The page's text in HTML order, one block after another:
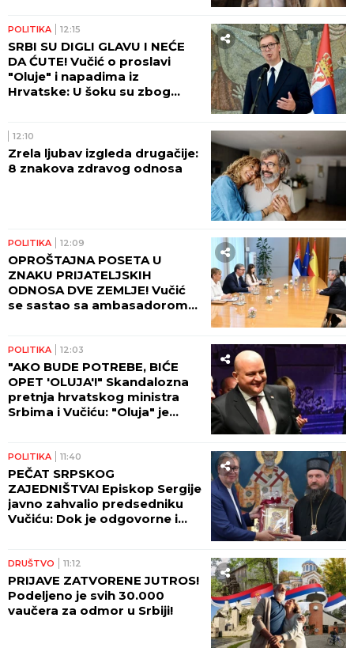
POLITIKA 12:15
SRBI SU DIGLI GLAVU I NEĆE
DA ĆUTE! Vučić o proslavi
"Oluje" i napadima iz
Hrvatske: U šoku su zbog
12:10
Zrela ljubav izgleda drugačije:
8 znakova zdravog odnosa
POLITIKA 12:09
OPROŠTAJNA POSETA U
ZNAKU PRIJATELJSKIH
ODNOSA DVE ZEMLJE! Vučić
se sastao sa ambasadorom
POLITIKA 12:03
"AKO BUDE POTREBE, BIĆE
OPET 'OLUJA'!" Skandalozna
pretnja hrvatskog ministra
Srbima i Vučiću: "Oluja" je
POLITIKA 11:40
PEČAT SRPSKOG
ZAJEDNIŠTVA! Episkop Sergije
javno zahvalio predsedniku
Vučiću: Dok je odgovorne i
DRUŠTVO 11:12
PRIJAVE ZATVORENE JUTROS!
Podeljeno je svih 30.000
vaučera za odmor u Srbiji!